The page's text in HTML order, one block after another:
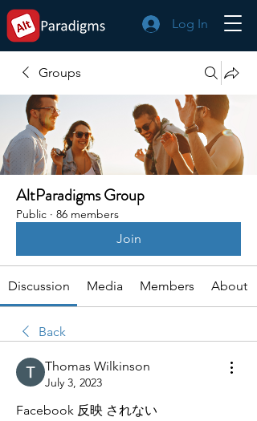
Log In
Groups
AltParadigms Group
Public · 86 members
Join
Discussion Media Members About
Back
Thomas Wilkinson
July 3, 2023
Facebook 反映 されない